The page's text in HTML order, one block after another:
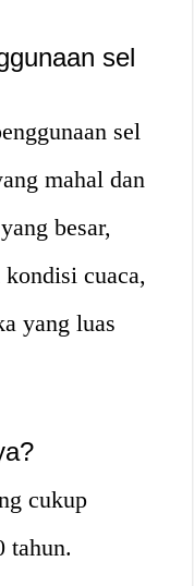
sel
sel
mahal dan
besar,
cuaca,
yang luas
cukup
tahun.